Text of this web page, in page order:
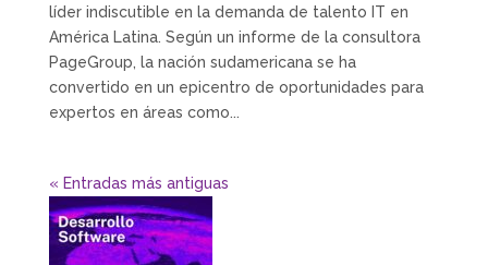
líder indiscutible en la demanda de talento IT en
América Latina. Según un informe de la consultora
PageGroup, la nación sudamericana se ha
convertido en un epicentro de oportunidades para
expertos en áreas como...
« Entradas más antiguas